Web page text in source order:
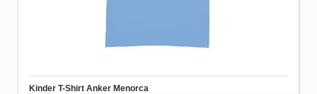
Kinder T-Shirt Anker Menorca